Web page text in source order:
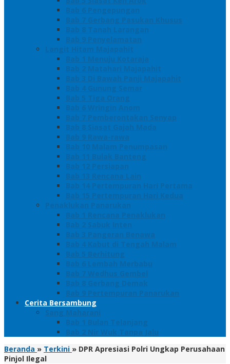
Bab 6 Pengepungan
Bab 7 Gerbang Pasukan Khusus
Bab 8 Tanah Larangan
Bab 9 Penyelamatan
Langit Hitam Majapahit
Bab 1 Menuju Kotaraja
Bab 2 Matahari Majapahit
Bab 3 Di Bawah Panji Majapahit
Bab 4 Gunung Semar
Bab 5 Tiga Orang
Bab 6 Wringin Anom
Bab 7 Pemberontakan Senyap
Bab 8 Siasat Gajah Mada
Bab 9 Rawa-rawa
Bab 10 Malam Penumpasan
Bab 11 Bulak Banteng
Bab 12 Persiapan
Bab 13 Rencana Lain
Bab 14 Pertempuran Hari Pertama
Bab 15 Pertempuran Hari Kedua
Penaklukan Panarukan
Bab 1 Rencana Penaklukan
Bab 2 Sabuk Inten
Bab 3 Pangeran Benawa
Bab 4 Kabut di Tengah Malam
Bab 5 Berhitung
Bab 6 Lembah Merbabu
Bab 7 Wedhus Gembel
Bab 8 Gerbang Demak
Bab 9 Pertempuran Panarukan
Cerita Bersambung
Sang Maharani
Bab 1 Bulan Telanjang
Bab 2 Nir Wuk Tanpa Jalu
Beranda » Terkini » DPR Apresiasi Polri Ungkap Perusahaan
Pinjol Ilegal